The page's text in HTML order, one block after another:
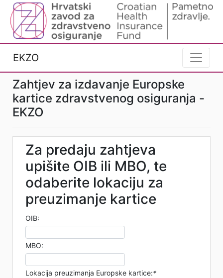
EKZO
Zahtjev za izdavanje Europske
kartice zdravstvenog osiguranja -
EKZO
Za predaju zahtjeva
upišite OIB ili MBO, te
odaberite lokaciju za
preuzimanje kartice
OIB:
MBO:
Lokacija preuzimanja Europske kartice:*